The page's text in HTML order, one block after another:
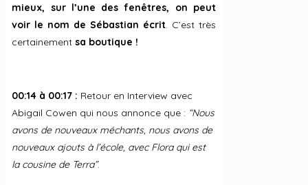
mieux, sur l’une des fenêtres, on peut
voir le nom de Sébastian écrit. C’est très
certainementsa boutique !
00:14 à 00:17 : Retour en Interview avec
Abigail Cowen qui nous annonce que : “Nous
avons de nouveaux méchants, nous avons de
nouveaux ajouts à l’école, avec Flora qui est
la cousine de Terra”.